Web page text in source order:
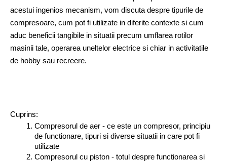
acestui ingenios mecanism, vom discuta despre tipurile de
compresoare, cum pot fi utilizate in diferite contexte si cum
aduc beneficii tangibile in situatii precum umflarea rotilor
masinii tale, operarea uneltelor electrice si chiar in activitatile
de hobby sau recreere.
Cuprins:
Compresorul de aer - ce este un compresor, principiu
de functionare, tipuri si diverse situatii in care pot fi
utilizate
Compresorul cu piston - totul despre functionarea si